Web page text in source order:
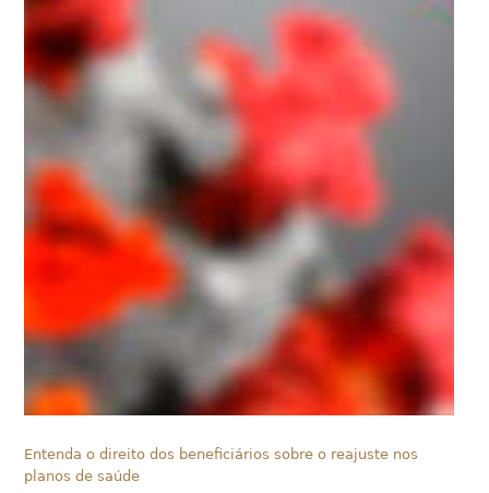
Entenda o direito dos beneficiários sobre o reajuste nos
planos de saúde